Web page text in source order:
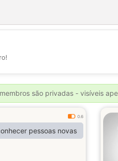
💕
são privadas - visíveis
0.6
pessoas novas